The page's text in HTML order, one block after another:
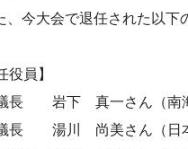
、今大会で退任された以下
役員】
長 岩下 真一さん（南海
長 湯川 尚美さん（日本